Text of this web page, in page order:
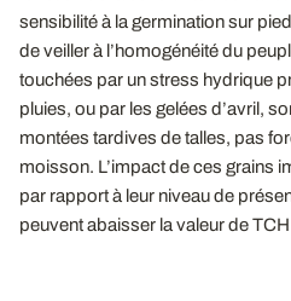
sensibilité à la germination sur
de veiller à l’homogénéité du
touchées par un stress hydrique
pluies, ou par les gelées d’avril,
montées tardives de talles, pas
moisson. L’impact de ces grains
par rapport à leur niveau de
peuvent abaisser la valeur de TCH